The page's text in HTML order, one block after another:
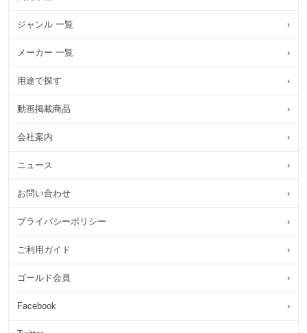
ジャンル 一覧 ›
メーカー 一覧 ›
用途で探す ›
動画掲載商品 ›
会社案内 ›
ニュース ›
お問い合わせ ›
プライバシーポリシー ›
ご利用ガイド ›
ゴールド会員 ›
Facebook ›